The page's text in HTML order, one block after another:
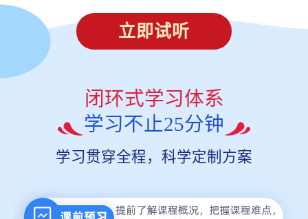
立即试听
闭环式学习体系
学习不止25分钟
学习贯穿全程，科学定制方案